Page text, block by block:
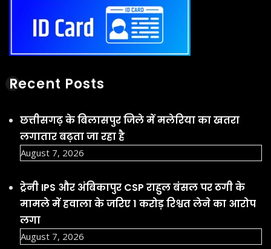
Recent Posts
लगातार बढ़ता जा रहा है
ट्रेनी IPS और अंबिकापुर CSP राहुल बंसल पर ठगी के
मामले में हवाला के जरिए 1 करोड़ रिश्वत लेने का आरोप
August 7, 2026
लुण्ड्रा आंगनबाड़ी भर्ती 2026: सहायिका के 2 पदों पर
आवेदन की अंतिम तिथि 19 अगस्त, यहाँ जानें पूरी